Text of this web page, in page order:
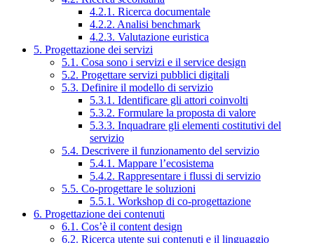
4.2.1. Ricerca documentale
4.2.2. Analisi benchmark
4.2.3. Valutazione euristica
5. Progettazione dei servizi
5.1. Cosa sono i servizi e il service design
5.2. Progettare servizi pubblici digitali
5.3. Definire il modello di servizio
5.3.1. Identificare gli attori coinvolti
5.3.2. Formulare la proposta di valore
5.3.3. Inquadrare gli elementi costitutivi del
servizio
5.4. Descrivere il funzionamento del servizio
5.4.1. Mappare l’ecosistema
5.4.2. Rappresentare i flussi di servizio
5.5. Co-progettare le soluzioni
5.5.1. Workshop di co-progettazione
6. Progettazione dei contenuti
6.1. Cos’è il content design
6.2. Ricerca utente sui contenuti e il linguaggio